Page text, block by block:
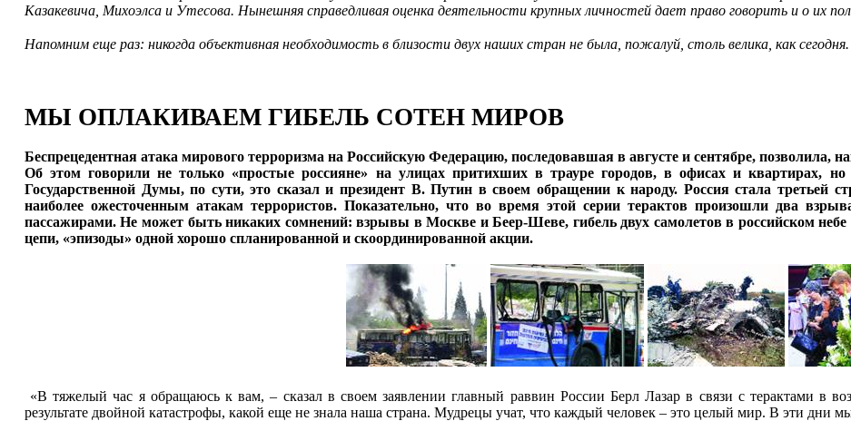
Казакевича, Михоэлса и Утесова. Нынешняя справедливая оценка деятельности крупных личностей дает право говорить и о их
Напомним еще раз: никогда объективная необходимость в близости двух наших стран не была, пожалуй, столь велика, как сегодня.
МЫ ОПЛАКИВАЕМ ГИБЕЛЬ СОТЕН МИРОВ
Беспрецедентная атака мирового терроризма на Российскую Федерацию, последовавшая в августе и сентябре, позволила,
Об этом говорили не только «простые россияне» на улицах притихших в трауре городов, в офисах и квартирах,
Государственной Думы, по сути, это сказал и президент В. Путин в своем обращении к народу. Россия стала
наиболее ожесточенным атакам террористов. Показательно, что во время этой серии терактов произошли два
пассажирами. Не может быть никаких сомнений: взрывы в Москве и Беер-Шеве, гибель двух самолетов в российском небе
цепи, «эпизоды» одной хорошо спланированной и скоординированной акции.
«В тяжелый час я обращаюсь к вам, – сказал в своем заявлении главный раввин России Берл Лазар в связи с терактами в
результате двойной катастрофы, какой еще не знала наша страна. Мудрецы учат, что каждый человек – это целый мир. В эти дни